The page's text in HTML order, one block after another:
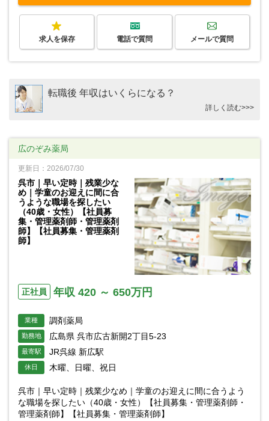
求人を保存 電話で質問 メールで質問
転職後 年収はいくらになる？
詳しく読む>>>
広のぞみ薬局
更新日：2026/07/30
呉市｜早い定時｜残業少な
め｜学童のお迎えに間に合
うような職場を探したい
（40歳・女性）【社員募
集・管理薬剤師・管理薬剤
師】【社員募集・管理薬剤
師】
正社員 年収 420 ～ 650万円
業種 調剤薬局
勤務地 広島県 呉市広古新開2丁目5-23
最寄駅 JR呉線 新広駅
休日 木曜、日曜、祝日
呉市｜早い定時｜残業少なめ｜学童のお迎えに間に合うよう
な職場を探したい（40歳・女性）【社員募集・管理薬剤師・
管理薬剤師】【社員募集・管理薬剤師】